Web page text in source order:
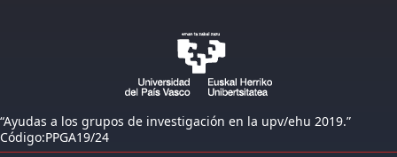
“Ayudas a los grupos de investigación en la upv/ehu 2019.”
Código:PPGA19/24